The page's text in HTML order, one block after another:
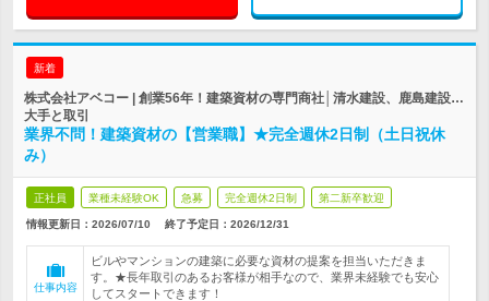
新着
株式会社アベコー | 創業56年！建築資材の専門商社│清水建設、鹿島建設…
大手と取引
業界不問！建築資材の【営業職】★完全週休2日制（土日祝休
み）
正社員 業種未経験OK 急募 完全週休2日制 第二新卒歓迎
情報更新日：2026/07/10 終了予定日： 2026/12/31
仕事内容
ビルやマンションの建築に必要な資材の提案を担当いただきま
す。★長年取引のあるお客様が相手なので、業界未経験でも安心
してスタートできます！